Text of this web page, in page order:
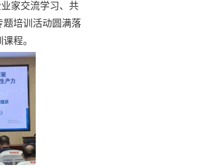
家交流学习、共
题培训活动圆满落
程。